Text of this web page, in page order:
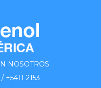
NOSOTROS
+5411 2153-